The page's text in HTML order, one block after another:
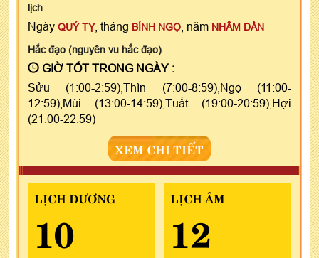
lịch
Ngày QUÝ TỴ, tháng BÍNH NGỌ , năm NHÂM DẦN
Hắc đạo (nguyên vu hắc đạo)
GIỜ TỐT TRONG NGÀY :
Sửu (1:00-2:59),Thìn (7:00-8:59),Ngọ (11:00-
12:59),Mùi (13:00-14:59),Tuất (19:00-20:59),Hợi
(21:00-22:59)
XEM CHI TIẾT
LỊCH DƯƠNG
10
LỊCH ÂM
12